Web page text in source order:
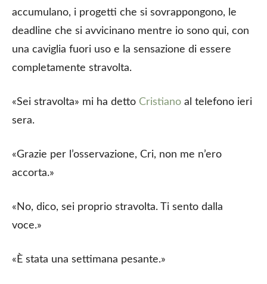
accumulano, i progetti che si sovrappongono, le
deadline che si avvicinano mentre io sono qui, con
una caviglia fuori uso e la sensazione di essere
completamente stravolta.
«Sei stravolta» mi ha detto Cristiano al telefono ieri
sera.
«Grazie per l’osservazione, Cri, non me n’ero
accorta.»
«No, dico, sei proprio stravolta. Ti sento dalla
voce.»
«È stata una settimana pesante.»